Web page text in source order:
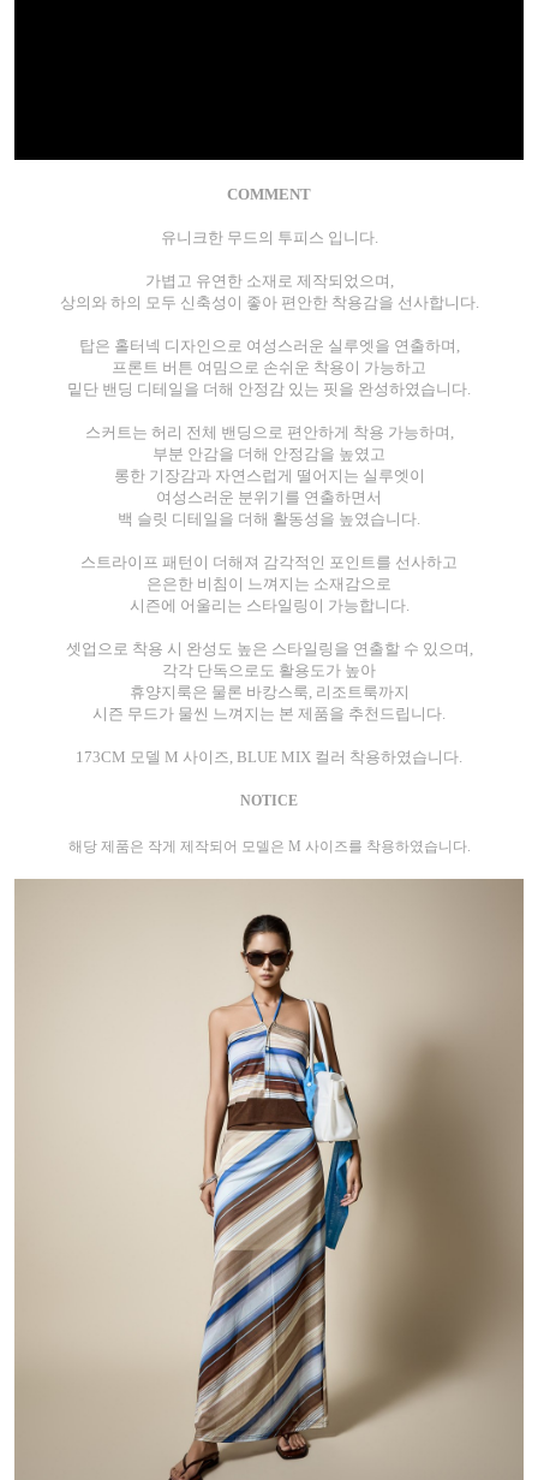
COMMENT
유니크한 무드의 투피스 입니다.
가볍고 유연한 소재로 제작되었으며,
상의와 하의 모두 신축성이 좋아 편안한 착용감을 선사합니다.
탑은 홀터넥 디자인으로 여성스러운 실루엣을 연출하며,
프론트 버튼 여밈으로 손쉬운 착용이 가능하고
밑단 밴딩 디테일을 더해 안정감 있는 핏을 완성하였습니다.
스커트는 허리 전체 밴딩으로 편안하게 착용 가능하며,
부분 안감을 더해 안정감을 높였고
롱한 기장감과 자연스럽게 떨어지는 실루엣이
여성스러운 분위기를 연출하면서
백 슬릿 디테일을 더해 활동성을 높였습니다.
스트라이프 패턴이 더해져 감각적인 포인트를 선사하고
은은한 비침이 느껴지는 소재감으로
시즌에 어울리는 스타일링이 가능합니다.
셋업으로 착용 시 완성도 높은 스타일링을 연출할 수 있으며,
각각 단독으로도 활용도가 높아
휴양지룩은 물론 바캉스룩, 리조트룩까지
시즌 무드가 물씬 느껴지는 본 제품을 추천드립니다.
173CM 모델 M 사이즈, BLUE MIX 컬러 착용하였습니다.
NOTICE
해당 제품은 작게 제작되어 모델은 M 사이즈를 착용하였습니다.